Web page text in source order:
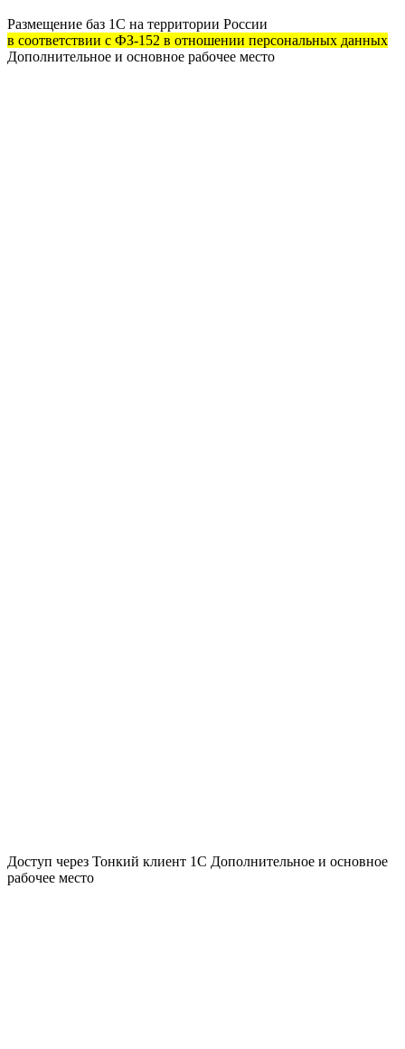
Размещение баз 1С на территории России
в соответствии с ФЗ-152 в отношении персональных данных
Дополнительное и основное рабочее место
Доступ через Тонкий клиент 1С Дополнительное и основное
рабочее место